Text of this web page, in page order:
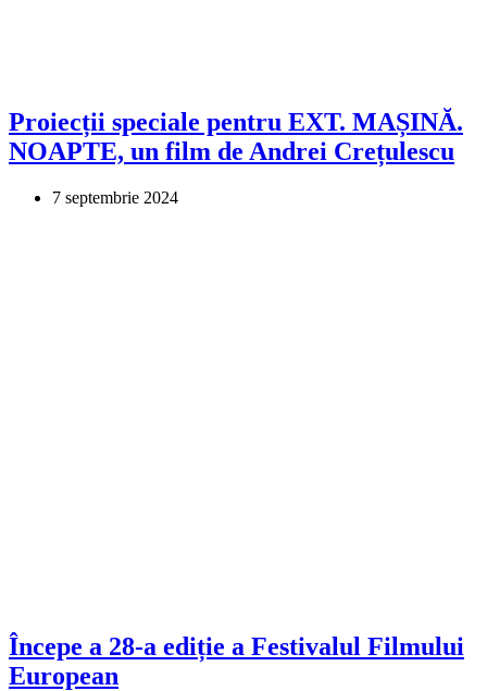
Proiecții speciale pentru EXT. MAȘINĂ.
NOAPTE, un film de Andrei Crețulescu
7 septembrie 2024
Începe a 28-a ediție a Festivalul Filmului
European